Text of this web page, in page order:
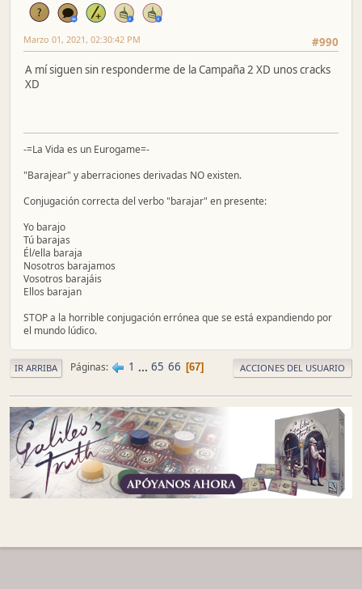
#990
Marzo 01, 2021, 02:30:42 PM
A mí siguen sin responderme de la Campaña 2 XD unos cracks
XD
-=La Vida es un Eurogame=-
"Barajear" y aberraciones derivadas NO existen.
Conjugación correcta del verbo "barajar" en presente:
Yo barajo
Tú barajas
Él/ella baraja
Nosotros barajamos
Vosotros barajáis
Ellos barajan
STOP a la horrible conjugación errónea que se está expandiendo por
el mundo lúdico.
IR ARRIBA Páginas 1 ... 65 66 67 ACCIONES DEL USUARIO